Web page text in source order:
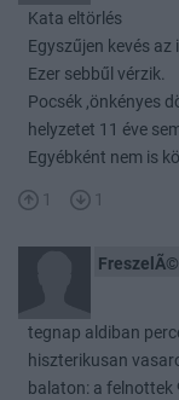
Kata eltörlés
Egyszűjen kevés
Ezer sebbűl vérzik.
Pocsék ,önkényes
helyzetet 11 éve
Egyébként nem is
1 1
tegnap aldiban
hiszterikusan
balaton: a felnottek